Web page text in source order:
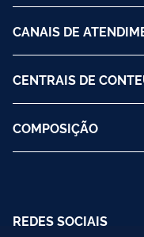
CANAIS DE
CENTRAIS DE
COMPOSIÇÃO
REDES SOCIAIS